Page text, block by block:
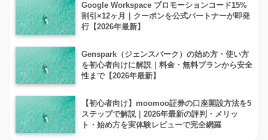
Google Workspace プロモーションコード15%
割引×12ヶ月｜クーポンを公式パートナーが即発
行【2026年最新】
Genspark（ジェンスパーク）の始め方・使い方
を初心者向けに解説｜料金・無料プランから安全
性まで【2026年最新】
【初心者向け】moomoo証券の口座開設方法を5
ステップで解説｜2026年最新の評判・メリッ
ト・始め方を実体験レビューで完全網羅